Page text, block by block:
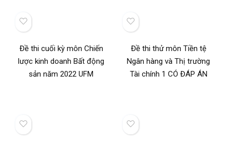
Đề thi cuối kỳ môn Chiến
lược kinh doanh Bất động
sản năm 2022 UFM
Đề thi thử môn Tiền tệ
Ngân hàng và Thị trường
Tài chính 1 CÓ ĐÁP ÁN